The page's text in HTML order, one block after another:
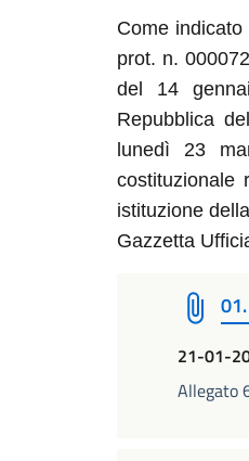
Come
prot. n.
del 14
Repubblica
lunedì 23
costituzionale
istituzione
Gazzetta
21-01-
Allegato